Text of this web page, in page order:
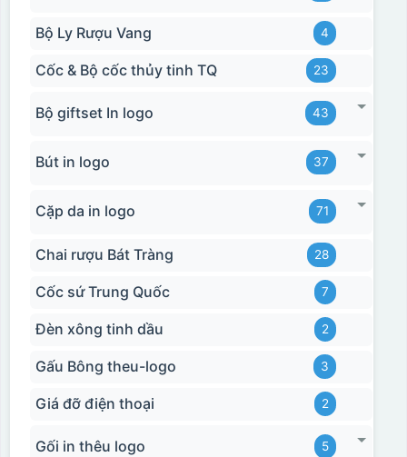
Bộ Ly Rượu Vang 4
Cốc & Bộ cốc thủy tinh TQ 23
Bộ giftset In logo 43
Bút in logo 37
Cặp da in logo 71
Chai rượu Bát Tràng 28
Cốc sứ Trung Quốc 7
Đèn xông tinh dầu 2
Gấu Bông theu-logo 3
Giá đỡ điện thoại 2
Gối in thêu logo 5